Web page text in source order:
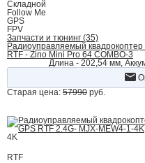
Складной
Follow Me
GPS
FPV
Запчасти и тюнинг (35)
Радиоуправляемый
RTF - Zino Mini Pro 64 COMBO-3
Длина - 202,54 мм,
Старая цена: 57990 руб.
4K
RTF